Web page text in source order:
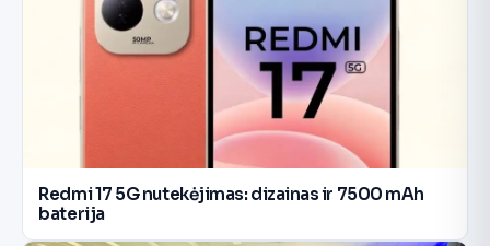
Redmi 17 5G nutekėjimas: dizainas ir 7500 mAh
baterija